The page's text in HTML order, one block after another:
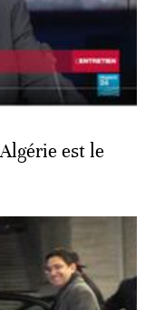
est le